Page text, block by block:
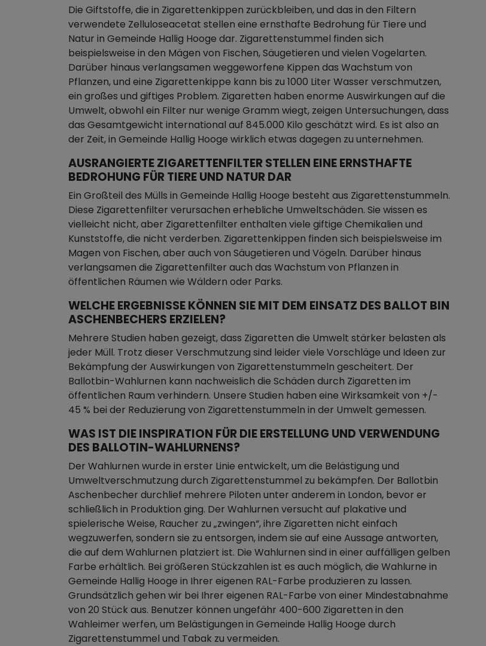
Die Giftstoffe, die in Zigarettenkippen zurückbleiben, und das in den Filtern
verwendete Zelluloseacetat stellen eine ernsthafte Bedrohung für Tiere und
Natur in Gemeinde Hallig Hooge dar. Zigarettenstummel finden sich
beispielsweise in den Mägen von Fischen, Säugetieren und vielen Vogelarten.
Darüber hinaus verlangsamen weggeworfene Kippen das Wachstum von
Pflanzen, und eine Zigarettenkippe kann bis zu 1000 Liter Wasser verschmutzen,
ein großes und giftiges Problem. Zigaretten haben enorme Auswirkungen auf die
Umwelt, obwohl ein Filter nur wenige Gramm wiegt, zeigen Untersuchungen, dass
das Gesamtgewicht international auf 845.000 Kilo geschätzt wird. Es ist also an
der Zeit, in Gemeinde Hallig Hooge wirklich etwas dagegen zu unternehmen.
AUSRANGIERTE ZIGARETTENFILTER STELLEN EINE ERNSTHAFTE
BEDROHUNG FÜR TIERE UND NATUR DAR
Ein Großteil des Mülls in Gemeinde Hallig Hooge besteht aus Zigarettenstummeln.
Diese Zigarettenfilter verursachen erhebliche Umweltschäden. Sie wissen es
vielleicht nicht, aber Zigarettenfilter enthalten viele giftige Chemikalien und
Kunststoffe, die nicht verderben. Zigarettenkippen finden sich beispielsweise im
Magen von Fischen, aber auch von Säugetieren und Vögeln. Darüber hinaus
verlangsamen die Zigarettenfilter auch das Wachstum von Pflanzen in
öffentlichen Räumen wie Wäldern oder Parks.
WELCHE ERGEBNISSE KÖNNEN SIE MIT DEM EINSATZ DES BALLOT BIN
ASCHENBECHERS ERZIELEN?
Mehrere Studien haben gezeigt, dass Zigaretten die Umwelt stärker belasten als
jeder Müll. Trotz dieser Verschmutzung sind leider viele Vorschläge und Ideen zur
Bekämpfung der Auswirkungen von Zigarettenstummeln gescheitert. Der
Ballotbin-Wahlurnen kann nachweislich die Schäden durch Zigaretten im
öffentlichen Raum verhindern. Unsere Studien haben eine Wirksamkeit von +/-
45 % bei der Reduzierung von Zigarettenstummeln in der Umwelt gemessen.
WAS IST DIE INSPIRATION FÜR DIE ERSTELLUNG UND VERWENDUNG
DES BALLOTIN-WAHLURNENS?
Der Wahlurnen wurde in erster Linie entwickelt, um die Belästigung und
Umweltverschmutzung durch Zigarettenstummel zu bekämpfen. Der Ballotbin
Aschenbecher durchlief mehrere Piloten unter anderem in London, bevor er
schließlich in Produktion ging. Der Wahlurnen versucht auf plakative und
spielerische Weise, Raucher zu „zwingen“, ihre Zigaretten nicht einfach
wegzuwerfen, sondern sie zu entsorgen, indem sie auf eine Aussage antworten,
die auf dem Wahlurnen platziert ist. Die Wahlurnen sind in einer auffälligen gelben
Farbe erhältlich. Bei größeren Stückzahlen ist es auch möglich, die Wahlurne in
Gemeinde Hallig Hooge in Ihrer eigenen RAL-Farbe produzieren zu lassen.
Grundsätzlich gehen wir bei Ihrer eigenen RAL-Farbe von einer Mindestabnahme
von 20 Stück aus. Benutzer können ungefähr 400-600 Zigaretten in den
Wahleimer werfen, um Belästigungen in Gemeinde Hallig Hooge durch
Zigarettenstummel und Tabak zu vermeiden.